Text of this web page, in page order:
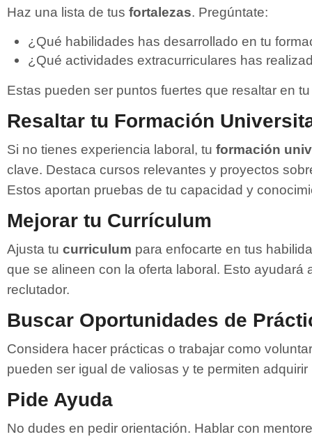
Haz una lista de tus fortalezas. Pregúntate:
¿Qué habilidades has desarrollado en tu
¿Qué actividades extracurriculares has
Estas pueden ser puntos fuertes que resaltar en
Resaltar tu Formación
Si no tienes experiencia laboral, tu formación
clave. Destaca cursos relevantes y proyectos
Estos aportan pruebas de tu capacidad y
Mejorar tu Currículum
Ajusta tu curriculum para enfocarte en tus
que se alineen con la oferta laboral. Esto ayudará
reclutador.
Buscar Oportunidades de
Considera hacer prácticas o trabajar como
pueden ser igual de valiosas y te permiten
Pide Ayuda
No dudes en pedir orientación. Hablar con